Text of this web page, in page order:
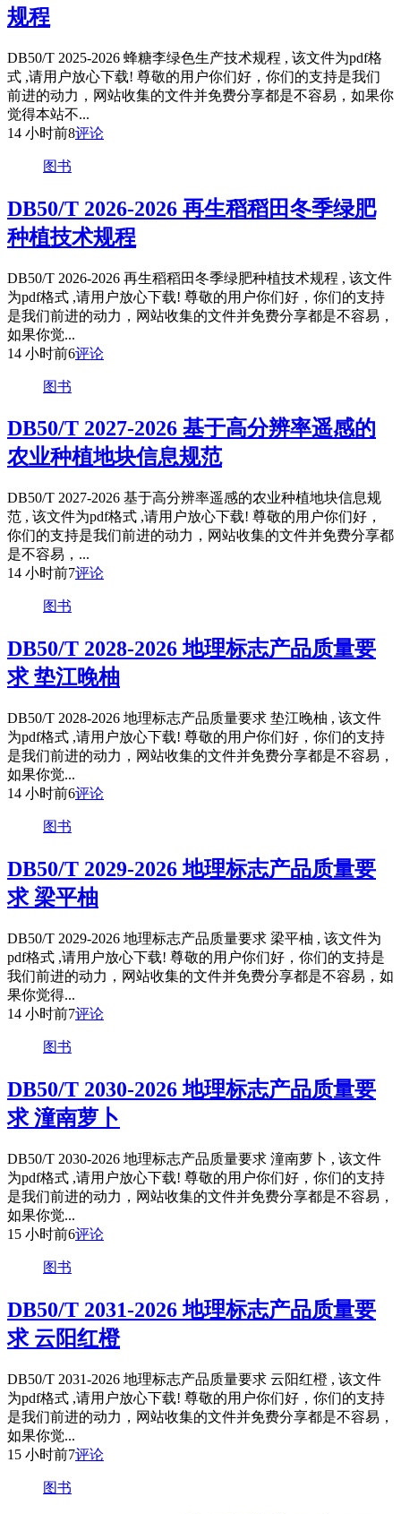
规程
DB50/T 2025-2026 蜂糖李绿色生产技术规程 , 该文件为pdf格
式 ,请用户放心下载! 尊敬的用户你们好，你们的支持是我们
前进的动力，网站收集的文件并免费分享都是不容易，如果你
觉得本站不...
14 小时前8评论
图书
DB50/T 2026-2026 再生稻稻田冬季绿肥
种植技术规程
DB50/T 2026-2026 再生稻稻田冬季绿肥种植技术规程 , 该文件
为pdf格式 ,请用户放心下载! 尊敬的用户你们好，你们的支持
是我们前进的动力，网站收集的文件并免费分享都是不容易，
如果你觉...
14 小时前6评论
图书
DB50/T 2027-2026 基于高分辨率遥感的
农业种植地块信息规范
DB50/T 2027-2026 基于高分辨率遥感的农业种植地块信息规
范 , 该文件为pdf格式 ,请用户放心下载! 尊敬的用户你们好，
你们的支持是我们前进的动力，网站收集的文件并免费分享都
是不容易，...
14 小时前7评论
图书
DB50/T 2028-2026 地理标志产品质量要
求 垫江晚柚
DB50/T 2028-2026 地理标志产品质量要求 垫江晚柚 , 该文件
为pdf格式 ,请用户放心下载! 尊敬的用户你们好，你们的支持
是我们前进的动力，网站收集的文件并免费分享都是不容易，
如果你觉...
14 小时前6评论
图书
DB50/T 2029-2026 地理标志产品质量要
求 梁平柚
DB50/T 2029-2026 地理标志产品质量要求 梁平柚 , 该文件为
pdf格式 ,请用户放心下载! 尊敬的用户你们好，你们的支持是
我们前进的动力，网站收集的文件并免费分享都是不容易，如
果你觉得...
14 小时前7评论
图书
DB50/T 2030-2026 地理标志产品质量要
求 潼南萝卜
DB50/T 2030-2026 地理标志产品质量要求 潼南萝卜 , 该文件
为pdf格式 ,请用户放心下载! 尊敬的用户你们好，你们的支持
是我们前进的动力，网站收集的文件并免费分享都是不容易，
如果你觉...
15 小时前6评论
图书
DB50/T 2031-2026 地理标志产品质量要
求 云阳红橙
DB50/T 2031-2026 地理标志产品质量要求 云阳红橙 , 该文件
为pdf格式 ,请用户放心下载! 尊敬的用户你们好，你们的支持
是我们前进的动力，网站收集的文件并免费分享都是不容易，
如果你觉...
15 小时前7评论
图书